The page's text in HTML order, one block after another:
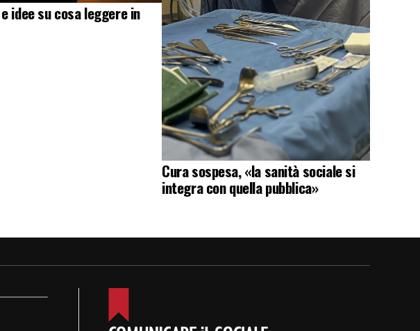
idee su cosa leggere in
Cura sospesa, «la sanità sociale si
integra con quella pubblica»